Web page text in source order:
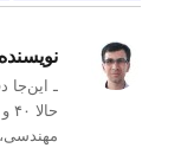
ـ این‌جا